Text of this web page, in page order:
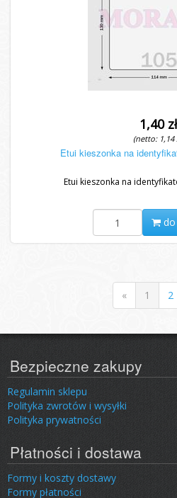
1,40 zł
(netto: 1,14
Etui kieszonka na
Etui kieszonka na
« 1 2
Bezpieczne zakupy
Regulamin sklepu
Polityka zwrotów i wysyłki
Polityka prywatności
Płatności i dostawa
Formy i koszty dostawy
Formy płatności